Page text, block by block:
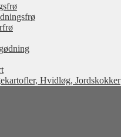
Hvidløg, Jordskokker